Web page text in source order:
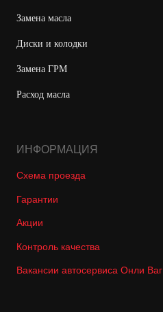
Замена масла
Диски и колодки
Замена ГРМ
Расход масла
ИНФОРМАЦИЯ
Схема проезда
Гарантии
Акции
Контроль качества
Вакансии автосервиса Онли Ваг